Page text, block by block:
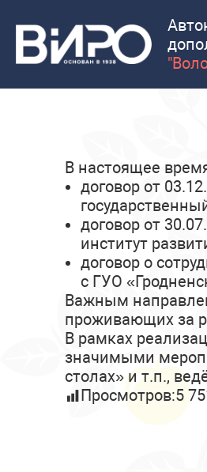
В настоящее
договор от
договор от
институт
договор о
с ГУО
Важным
проживающих за
В рамках
значимыми
столах» и т.п.,
Просмотров:5